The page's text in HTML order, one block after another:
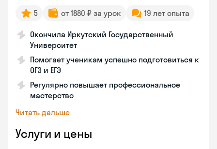
5 от 1880 ₽ за урок 19 лет опыта
Окончила Иркутский Государственный
Университет
Помогает ученикам успешно подготовиться к
ОГЭ и ЕГЭ
Регулярно повышает профессиональное
мастерство
Читать дальше
Услуги и цены